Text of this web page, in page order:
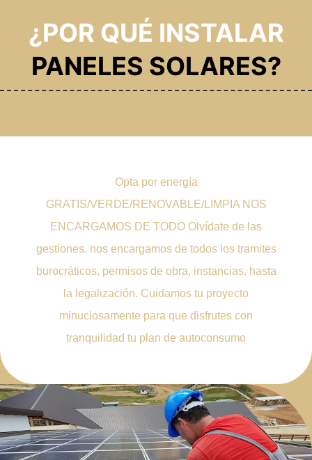
¿POR QUÉ INSTALAR
PANELES SOLARES?
Opta por energía
GRATIS/VERDE/RENOVABLE/LIMPIA NOS
ENCARGAMOS DE TODO Olvídate de las
gestiones. nos encargamos de todos los tramites
burocráticos, permisos de obra, instancias, hasta
la legalización. Cuidamos tu proyecto
minuciosamente para que disfrutes con
tranquilidad tu plan de autoconsumo